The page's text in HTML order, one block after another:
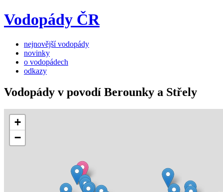
Vodopády ČR
nejnovější vodopády
novinky
o vodopádech
odkazy
Vodopády v povodí Berounky a Střely
+
−